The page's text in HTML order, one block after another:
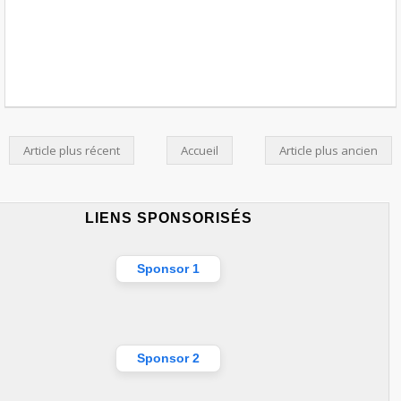
Article plus récent Article plus ancien
Accueil
LIENS SPONSORISÉS
Sponsor 1
Sponsor 2